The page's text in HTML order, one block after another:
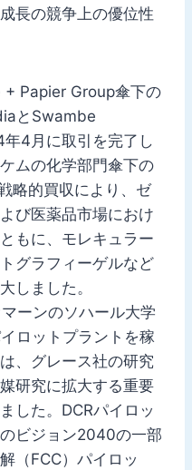
長の競争上の優位性
Papier Group傘下の
とSwambe
4月に取引を完了し
ムの化学部門傘下の
略的買収により、ゼ
び医薬品市場におけ
もに、モレキュラー
グラフィーゲルなど
しました。
ーンのソハール大学
ロットプラントを稼
、グレース社の研究
研究に拡大する重要
した。DCRパイロッ
ビジョン2040の一部
（FCC）パイロッ